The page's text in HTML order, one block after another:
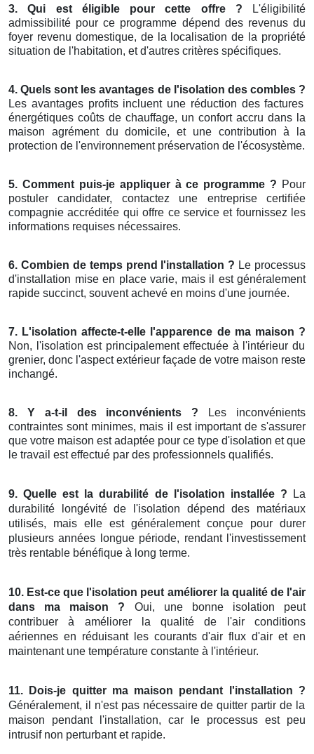
3. Qui est éligible pour cette offre ? L'éligibilité
admissibilité pour ce programme dépend des revenus du
foyer revenu domestique, de la localisation de la propriété
situation de l'habitation, et d'autres critères spécifiques.
4. Quels sont les avantages de l'isolation des combles ?
Les avantages profits incluent une réduction des factures
énergétiques coûts de chauffage, un confort accru dans la
maison agrément du domicile, et une contribution à la
protection de l'environnement préservation de l'écosystème.
5. Comment puis-je appliquer à ce programme ? Pour
postuler candidater, contactez une entreprise certifiée
compagnie accréditée qui offre ce service et fournissez les
informations requises nécessaires.
6. Combien de temps prend l'installation ? Le processus
d'installation mise en place varie, mais il est généralement
rapide succinct, souvent achevé en moins d'une journée.
7. L'isolation affecte-t-elle l'apparence de ma maison ?
Non, l'isolation est principalement effectuée à l'intérieur du
grenier, donc l'aspect extérieur façade de votre maison reste
inchangé.
8. Y a-t-il des inconvénients ? Les inconvénients
contraintes sont minimes, mais il est important de s'assurer
que votre maison est adaptée pour ce type d'isolation et que
le travail est effectué par des professionnels qualifiés.
9. Quelle est la durabilité de l'isolation installée ? La
durabilité longévité de l'isolation dépend des matériaux
utilisés, mais elle est généralement conçue pour durer
plusieurs années longue période, rendant l'investissement
très rentable bénéfique à long terme.
10. Est-ce que l'isolation peut améliorer la qualité de l'air
dans ma maison ? Oui, une bonne isolation peut
contribuer à améliorer la qualité de l'air conditions
aériennes en réduisant les courants d'air flux d'air et en
maintenant une température constante à l'intérieur.
11. Dois-je quitter ma maison pendant l'installation ?
Généralement, il n'est pas nécessaire de quitter partir de la
maison pendant l'installation, car le processus est peu
intrusif non perturbant et rapide.